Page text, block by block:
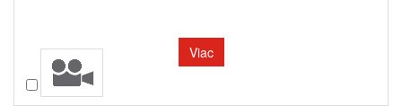
Viac
Porovnať